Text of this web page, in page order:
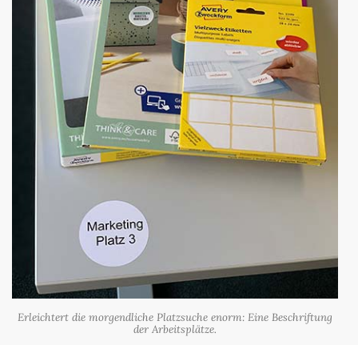
Erleichtert die morgendliche Platzsuche enorm: Eine Beschriftung
der Arbeitsplätze.